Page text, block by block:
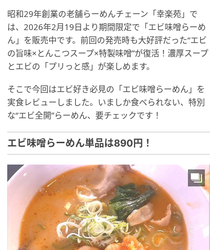
昭和29年創業の老舗らーめんチェーン「幸楽苑」で
は、2026年2月19日より期間限定で「エビ味噌らーめ
ん」を販売中です。前回の発売時も大好評だった“エビ
の旨味×とんこつスープ×特製味噌”が復活！濃厚スープ
とエビの「プリっと感」が楽しめます。
そこで今回はエビ好き必見の「エビ味噌らーめん」を
実食レビューしました。いましか食べられない、特別
な“エビ全開”らーめん、要チェックです！
エビ味噌らーめん単品は890円！